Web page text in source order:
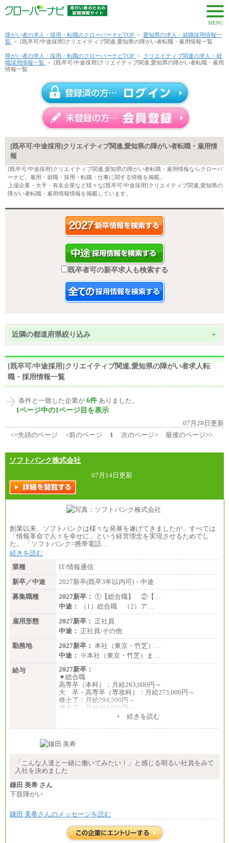
MENU
障がい者の求人・採用・転職のクローバーナビTOP > 愛知県の求人・就職採用情報一
覧 > [既卒可/中途採用]クリエイティブ関連,愛知県の障がい者転職・雇用情報一覧
障がい者の求人・採用・転職のクローバーナビTOP > クリエイティブ関連の求人・就
職採用情報一覧 > [既卒可/中途採用]クリエイティブ関連,愛知県の障がい者転職・雇用
情報一覧
[既卒可/中途採用]クリエイティブ関連,愛知県の障がい者転職・雇用情
報
[既卒可/中途採用]クリエイティブ関連,愛知県の障がい者転職・雇用情報ならクローバ
ーナビ。雇用・就職・採用・転職・仕事に関する情報を掲載。
上場企業・大手・有名企業など様々な[既卒可/中途採用]クリエイティブ関連,愛知県の
障がい者転職・雇用情報情報を掲載しています。
既卒者可の新卒求人も検索する
近隣の都道府県絞り込み +
[既卒可/中途採用]クリエイティブ関連,愛知県の障がい者求人転
職・採用情報一覧
条件と一致した企業が 6件 ありました。
1ページ中の1ページ目を表示
07月28日更新
<<先頭のページ
<前のページ 1 次のページ> 最後のページ>>
ソフトバンク株式会社
07月14日更新
創業以来、ソフトバンクは様々な発展を遂げてきましたが、すべては
「情報革命で人々を幸せに」という経営理念を実現させるためでし
た。 「ソフトバンク=携帯電話…
続きを読む
業種
IT/情報通信
新卒／中途
2027新卒(既卒3年以内可)・中途
募集職種
2027新卒： ①【総合職】 ②【…
中途：
（1）総合職 （2）ア…
雇用形態
2027新卒： 正社員
中途： 正社員/その他
勤務地
2027新卒： 本社（東京・竹芝）…
中途：
※本社（東京・竹芝）ま…
給与
2027新卒：
▼総合職
高専卒（本科）：月給263,000円～
大 卒・高専卒（専攻科）：月給273,000円～
修士了：月給294,200円～
博士了：月給304,800円～
で、それらを入社後の実業務において発揮できると
することがあります
▼アソシエイト職
月給235,000円
中途：
※経験、能力を考慮の上、当社規定により優遇
+ 続きを読む
「こんな人達と一緒に働いてみたい！」と感じる明るい社員をみて
入社を決めました
鎌田 美希 さん
下肢障がい
鎌田 美希さんのメッセージを読む